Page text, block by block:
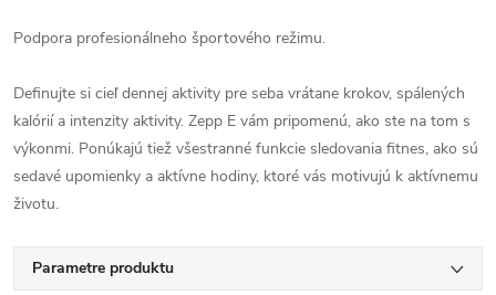
Podpora profesionálneho športového režimu.
Definujte si cieľ dennej aktivity pre seba vrátane krokov, spálených
kalórií a intenzity aktivity. Zepp E vám pripomenú, ako ste na tom s
výkonmi. Ponúkajú tiež všestranné funkcie sledovania fitnes, ako sú
sedavé upomienky a aktívne hodiny, ktoré vás motivujú k aktívnemu
životu.
Parametre produktu